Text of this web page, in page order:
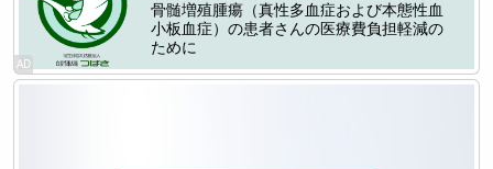
骨髄増殖腫瘍（真性多血症および本態性血
小板血症）の患者さんの医療費負担軽減の
ために